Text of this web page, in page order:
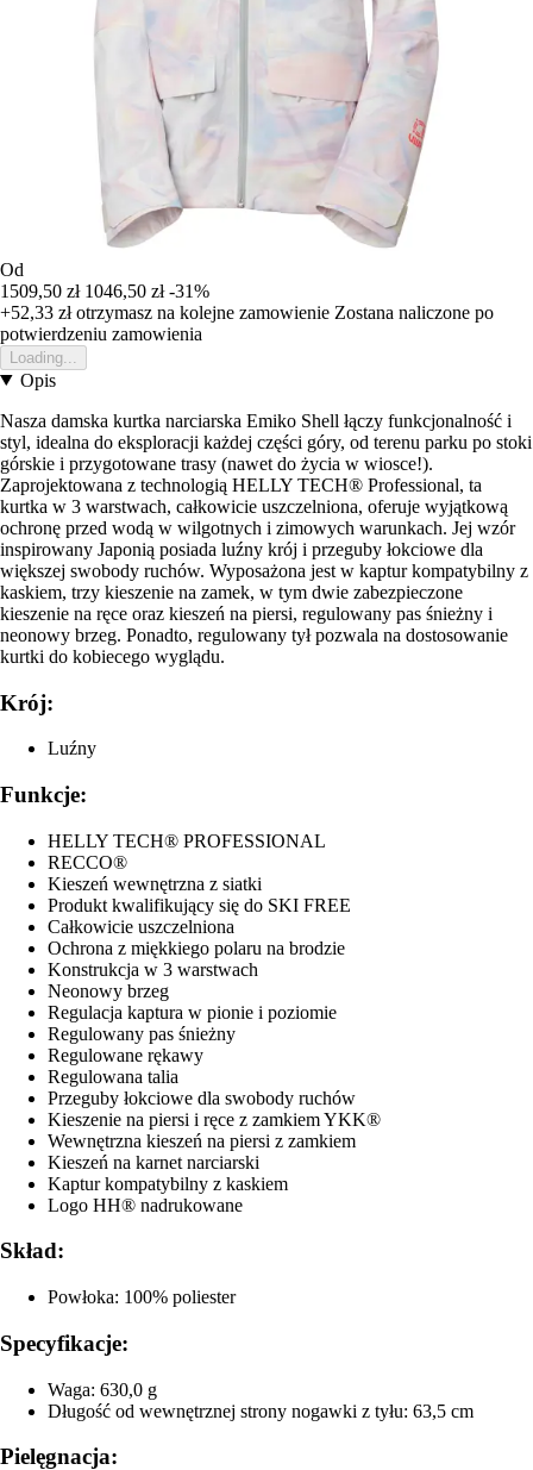
Od
1509,50 zł 1046,50 zł -31%
+52,33 złotrzymasz na kolejne zamowienie Zostana naliczone po
potwierdzeniu zamowienia
Loading...
Opis
Nasza damska kurtka narciarska Emiko Shell łączy funkcjonalność i
styl, idealna do eksploracji każdej części góry, od terenu parku po stoki
górskie i przygotowane trasy (nawet do życia w wiosce!).
Zaprojektowana z technologią HELLY TECH® Professional, ta
kurtka w 3 warstwach, całkowicie uszczelniona, oferuje wyjątkową
ochronę przed wodą w wilgotnych i zimowych warunkach. Jej wzór
inspirowany Japonią posiada luźny krój i przeguby łokciowe dla
większej swobody ruchów. Wyposażona jest w kaptur kompatybilny z
kaskiem, trzy kieszenie na zamek, w tym dwie zabezpieczone
kieszenie na ręce oraz kieszeń na piersi, regulowany pas śnieżny i
neonowy brzeg. Ponadto, regulowany tył pozwala na dostosowanie
kurtki do kobiecego wyglądu.
Krój:
Luźny
Funkcje:
HELLY TECH® PROFESSIONAL
RECCO®
Kieszeń wewnętrzna z siatki
Produkt kwalifikujący się do SKI FREE
Całkowicie uszczelniona
Ochrona z miękkiego polaru na brodzie
Konstrukcja w 3 warstwach
Neonowy brzeg
Regulacja kaptura w pionie i poziomie
Regulowany pas śnieżny
Regulowane rękawy
Regulowana talia
Przeguby łokciowe dla swobody ruchów
Kieszenie na piersi i ręce z zamkiem YKK®
Wewnętrzna kieszeń na piersi z zamkiem
Kieszeń na karnet narciarski
Kaptur kompatybilny z kaskiem
Logo HH® nadrukowane
Skład:
Powłoka: 100% poliester
Specyfikacje:
Waga: 630,0 g
Długość od wewnętrznej strony nogawki z tyłu: 63,5 cm
Pielęgnacja: